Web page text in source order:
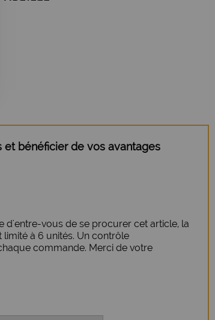
bénéficier de vos avantages
vous de se procurer cet article, la
à 6 unités. Un contrôle
commande. Merci de votre